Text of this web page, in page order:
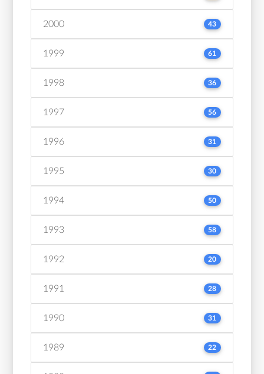
2000 43
1999 61
1998 36
1997 56
1996 31
1995 30
1994 50
1993 58
1992 20
1991 28
1990 31
1989 22